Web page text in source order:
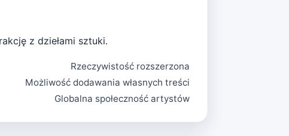
z dziełami sztuki.
Rzeczywistość rozszerzona
Możliwość dodawania własnych treści
Globalna społeczność artystów